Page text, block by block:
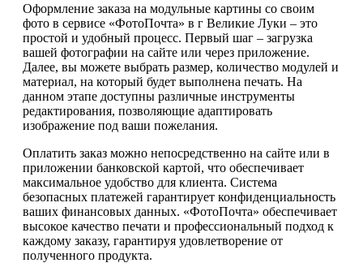
Оформление заказа на модульные картины со своим
фото в сервисе «ФотоПочта» в г Великие Луки – это
простой и удобный процесс. Первый шаг – загрузка
вашей фотографии на сайте или через приложение.
Далее, вы можете выбрать размер, количество модулей и
материал, на который будет выполнена печать. На
данном этапе доступны различные инструменты
редактирования, позволяющие адаптировать
изображение под ваши пожелания.
Оплатить заказ можно непосредственно на сайте или в
приложении банковской картой, что обеспечивает
максимальное удобство для клиента. Система
безопасных платежей гарантирует конфиденциальность
ваших финансовых данных. «ФотоПочта» обеспечивает
высокое качество печати и профессиональный подход к
каждому заказу, гарантируя удовлетворение от
полученного продукта.